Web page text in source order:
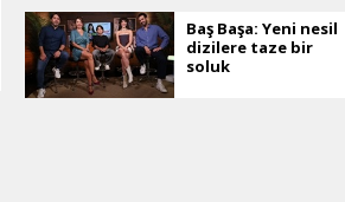
Baş Başa: Yeni nesil
dizilere taze bir
soluk